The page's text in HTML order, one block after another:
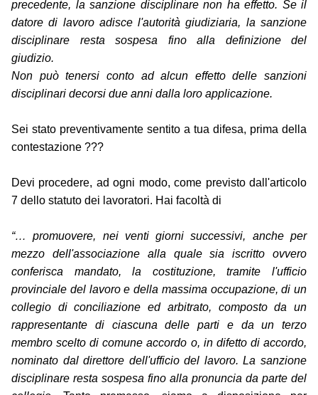
precedente, la sanzione disciplinare non ha effetto. Se il
datore di lavoro adisce l'autorità giudiziaria, la sanzione
disciplinare resta sospesa fino alla definizione del
giudizio.
Non può tenersi conto ad alcun effetto delle sanzioni
disciplinari decorsi due anni dalla loro applicazione.
Sei stato preventivamente sentito a tua difesa, prima della
contestazione ???
Devi procedere, ad ogni modo, come previsto dall'articolo
7 dello statuto dei lavoratori. Hai facoltà di
“… promuovere, nei venti giorni successivi, anche per
mezzo dell'associazione alla quale sia iscritto ovvero
conferisca mandato, la costituzione, tramite l'ufficio
provinciale del lavoro e della massima occupazione, di un
collegio di conciliazione ed arbitrato, composto da un
rappresentante di ciascuna delle parti e da un terzo
membro scelto di comune accordo o, in difetto di accordo,
nominato dal direttore dell'ufficio del lavoro. La sanzione
disciplinare resta sospesa fino alla pronuncia da parte del